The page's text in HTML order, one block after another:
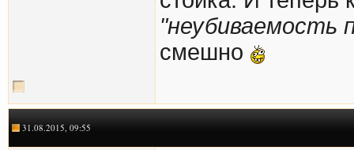
"неубиваемость
смешно
31.08.2015, 09:55